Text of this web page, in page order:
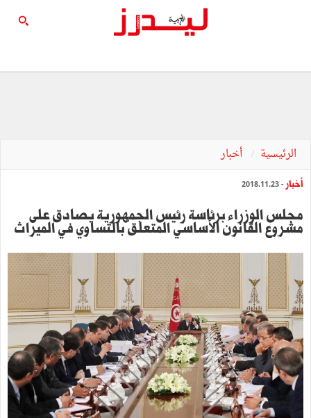
الرئيسية أخبار
أخبار - 2018.11.23
مجلس الوزراء برئاسة رئيس الجمهورية يصادق على
مشروع القانون الأساسي المتعلقّ بالتساوي في الميراث